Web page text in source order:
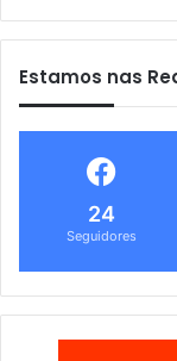
Estamos nas
24
Seguidores